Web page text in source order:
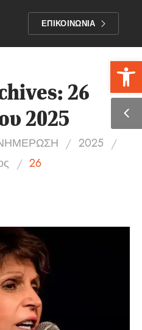
ΕΠΙΚΟΙΝΩΝΙΑ
26
2025
/ 2025 /
/ 26